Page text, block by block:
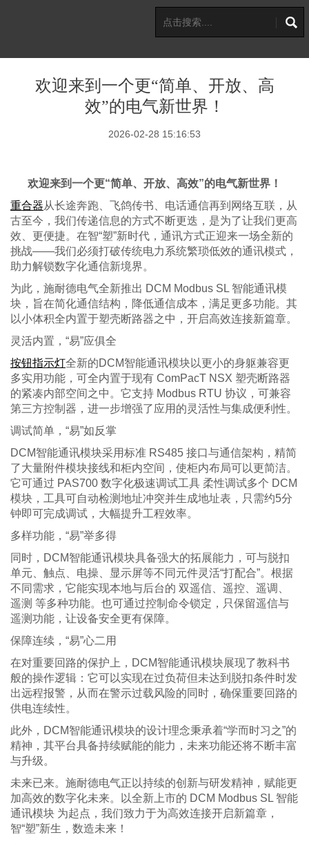
欢迎来到一个更“简单、开放、高
效”的电气新世界！
2026-02-28 15:16:53
欢迎来到一个更“简单、开放、高效”的电气新世界！
重合器从长途奔跑、飞鸽传书、电话通信再到网络互联，从
古至今，我们传递信息的方式不断更迭，是为了让我们更高
效、更便捷。在智“塑”新时代，通讯方式正迎来一场全新的
挑战——我们必须打破传统电力系统繁琐低效的通讯模式，
助力解锁数字化通信新境界。
为此，施耐德电气全新推出 DCM Modbus SL 智能通讯模
块，旨在简化通信结构，降低通信成本，满足更多功能。其
以小体积全内置于塑壳断路器之中，开启高效连接新篇章。
灵活内置， “易”应俱全
按钮指示灯全新的DCM智能通讯模块以更小的身躯兼容更
多实用功能，可全内置于现有 ComPacT NSX 塑壳断路器
的紧凑内部空间之中。它支持 Modbus RTU 协议，可兼容
第三方控制器，进一步增强了应用的灵活性与集成便利性。
调试简单， “易”如反掌
DCM智能通讯模块采用标准 RS485 接口与通信架构，精简
了大量附件模块接线和柜内空间，使柜内布局可以更简洁。
它可通过 PAS700 数字化极速调试工具 柔性调试多个 DCM
模块，工具可自动检测地址冲突并生成地址表，只需约5分
钟即可完成调试，大幅提升工程效率。
多样功能， “易”举多得
同时， DCM智能通讯模块具备强大的拓展能力，可与脱扣
单元、触点、电操、显示屏等不同元件灵活“打配合”。根据
不同需求，它能实现本地与后台的 双遥信、遥控、遥调、
遥测 等多种功能。也可通过控制命令锁定，只保留遥信与
遥测功能，让设备安全更有保障。
保障连续， “易”心二用
在对重要回路的保护上， DCM智能通讯模块展现了教科书
般的操作逻辑：它可以实现在过负荷但未达到脱扣条件时发
出远程报警，从而在警示过载风险的同时，确保重要回路的
供电连续性。
此外， DCM智能通讯模块的设计理念秉承着“学而时习之”的
精神，其平台具备持续赋能的能力，未来功能还将不断丰富
与升级。
未来已来。施耐德电气正以持续的创新与研发精神，赋能更
加高效的数字化未来。以全新上市的 DCM Modbus SL 智能
通讯模块 为起点，我们致力于为高效连接开启新篇章，
智“塑”新生，数造未来！